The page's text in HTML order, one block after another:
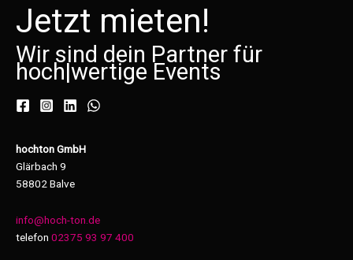
Jetzt mieten!
Wir sind dein Partner für
hoch|wertige Events
hochton GmbH
Glärbach 9
58802 Balve
info@hoch-ton.de
telefon 02375 93 97 400